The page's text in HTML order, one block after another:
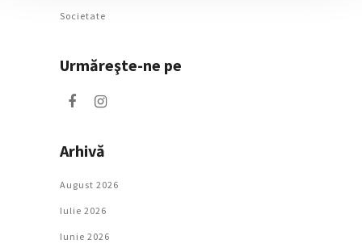
Societate
Urmăreşte-ne pe
Arhivă
August 2026
Iulie 2026
Iunie 2026